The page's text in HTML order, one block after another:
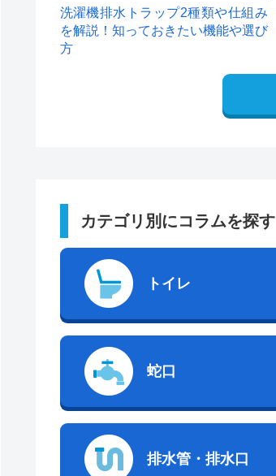
洗濯機排水トラップ2種類や仕組み
を解説！知っておきたい機能や選び
方
カテゴリ別にコラムを探す
トイレ
蛇口
排水管・排水口